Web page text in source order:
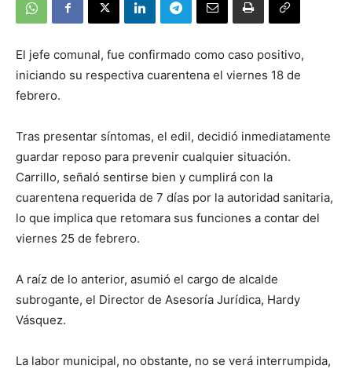
El jefe comunal, fue confirmado como caso positivo,
iniciando su respectiva cuarentena el viernes 18 de
febrero.
Tras presentar síntomas, el edil, decidió inmediatamente
guardar reposo para prevenir cualquier situación.
Carrillo, señaló sentirse bien y cumplirá con la
cuarentena requerida de 7 días por la autoridad sanitaria,
lo que implica que retomara sus funciones a contar del
viernes 25 de febrero.
A raíz de lo anterior, asumió el cargo de alcalde
subrogante, el Director de Asesoría Jurídica, Hardy
Vásquez.
La labor municipal, no obstante, no se verá interrumpida,